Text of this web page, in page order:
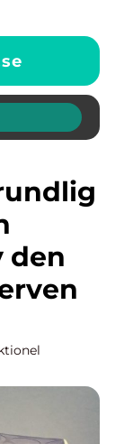
se
den